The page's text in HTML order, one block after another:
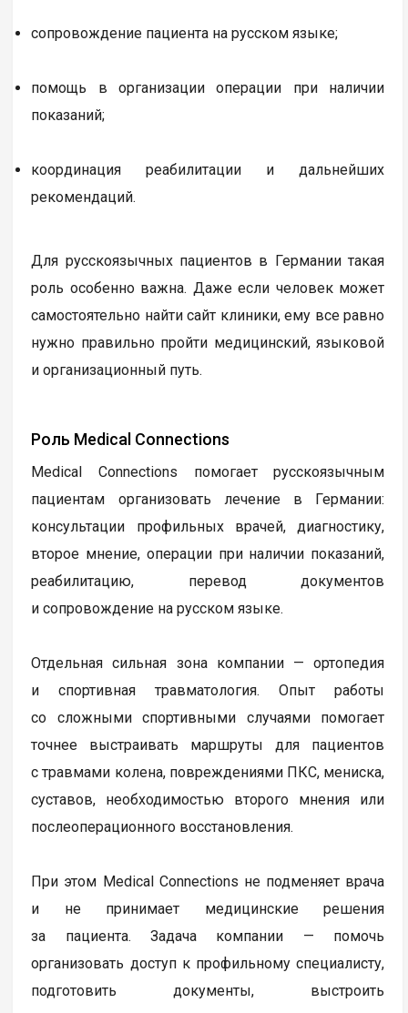
сопровождение пациента на русском языке;
помощь в организации операции при наличии
показаний;
координация реабилитации и дальнейших
рекомендаций.
Для русскоязычных пациентов в Германии такая
роль особенно важна. Даже если человек может
самостоятельно найти сайт клиники, ему все равно
нужно правильно пройти медицинский, языковой
и организационный путь.
Роль Medical Connections
Medical Connections помогает русскоязычным
пациентам организовать лечение в Германии:
консультации профильных врачей, диагностику,
второе мнение, операции при наличии показаний,
реабилитацию, перевод документов
и сопровождение на русском языке.
Отдельная сильная зона компании — ортопедия
и спортивная травматология. Опыт работы
со сложными спортивными случаями помогает
точнее выстраивать маршруты для пациентов
с травмами колена, повреждениями ПКС, мениска,
суставов, необходимостью второго мнения или
послеоперационного восстановления.
При этом Medical Connections не подменяет врача
и не принимает медицинские решения
за пациента. Задача компании — помочь
организовать доступ к профильному специалисту,
подготовить документы, выстроить